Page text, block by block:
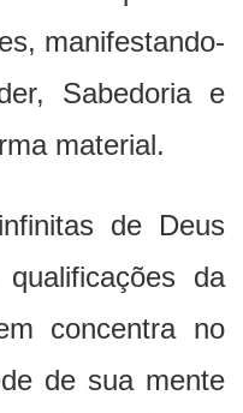
manifestando-
Sabedoria e
material.
de Deus
da
concentra no
de sua mente